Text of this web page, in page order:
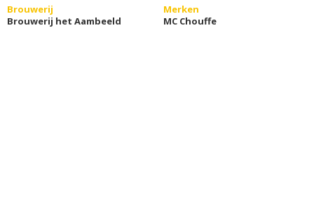
Brouwerij
Brouwerij het Aambeeld
Merken
MC Chouffe